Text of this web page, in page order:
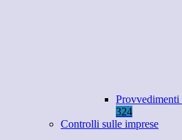
324
Controlli sulle imprese